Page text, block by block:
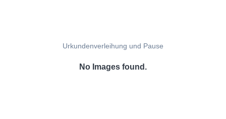
Urkundenverleihung und Pause
No Images found.